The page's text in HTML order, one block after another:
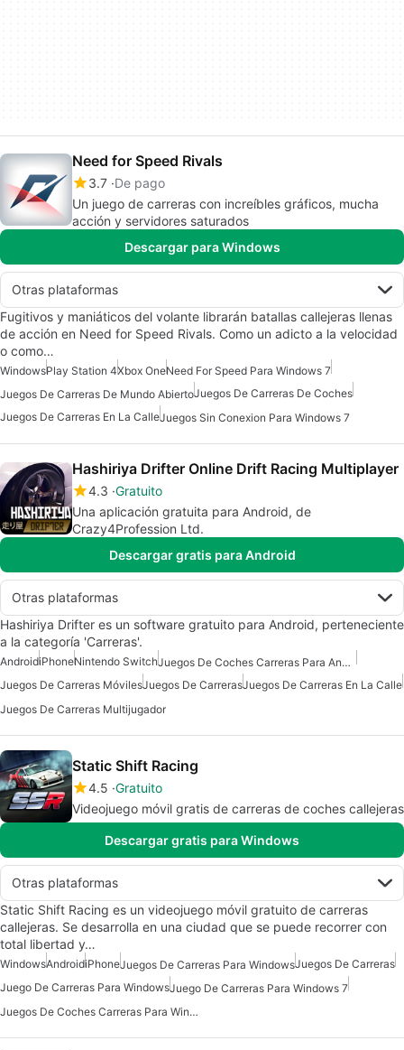
Need for Speed Rivals
3.7 De pago
Un juego de carreras con increíbles gráficos, mucha
acción y servidores saturados
Descargar para Windows
Otras plataformas
Fugitivos y maniáticos del volante librarán batallas callejeras llenas
de acción en Need for Speed Rivals. Como un adicto a la velocidad
o como…
WindowsPlay Station 4Xbox OneNeed For Speed Para Windows 7
Juegos De Carreras De Mundo AbiertoJuegos De Carreras De Coches
Juegos De Carreras En La CalleJuegos Sin Conexion Para Windows 7
Hashiriya Drifter Online Drift Racing Multiplayer
4.3 Gratuito
Una aplicación gratuita para Android, de
Crazy4Profession Ltd.
Descargar gratis para Android
Otras plataformas
Hashiriya Drifter es un software gratuito para Android, perteneciente
a la categoría 'Carreras'.
AndroidiPhoneNintendo Switch
Juegos De Coches Carreras Para Android
Juegos De Carreras MóvilesJuegos De CarrerasJuegos De Carreras En La Calle
Juegos De Carreras Multijugador
Static Shift Racing
4.5 Gratuito
Videojuego móvil gratis de carreras de coches callejeras
Descargar gratis para Windows
Otras plataformas
Static Shift Racing es un videojuego móvil gratuito de carreras
callejeras. Se desarrolla en una ciudad que se puede recorrer con
total libertad y…
WindowsAndroidiPhoneJuegos De Carreras Para WindowsJuegos De Carreras
Juego De Carreras Para WindowsJuego De Carreras Para Windows 7
Juegos De Coches Carreras Para Windows